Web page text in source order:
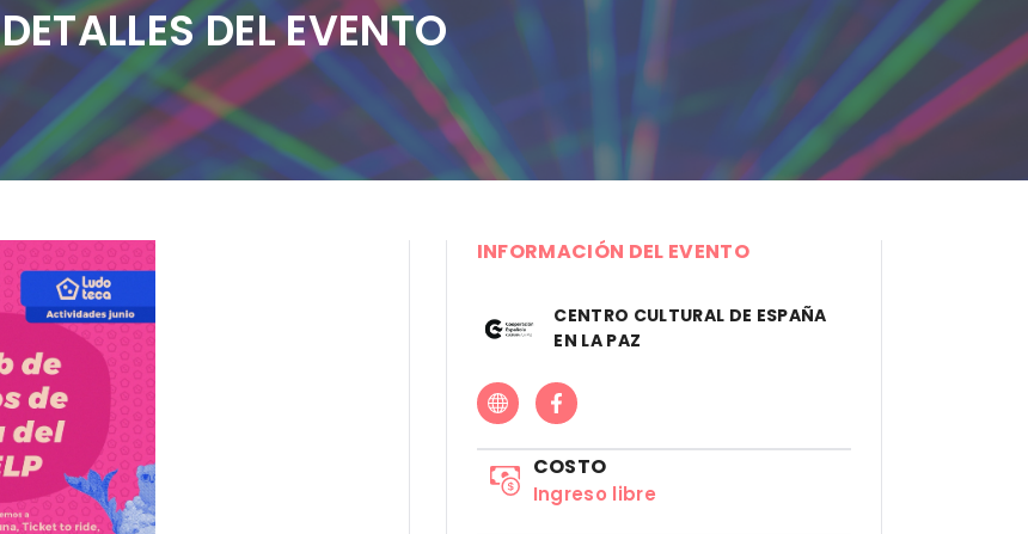
DETALLES DEL EVENTO
INFORMACIÓN DEL EVENTO
CENTRO CULTURAL DE ESPAÑA
EN LA PAZ
COSTO
Ingreso libre